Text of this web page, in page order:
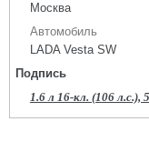
Москва
Автомобиль
LADA Vesta SW
Подпись
1.6 л 16-кл. (106